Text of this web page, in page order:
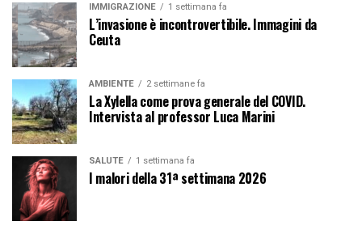
IMMIGRAZIONE 1 settimana fa
L’invasione è incontrovertibile. Immagini da
Ceuta
AMBIENTE 2 settimane fa
La Xylella come prova generale del COVID.
Intervista al professor Luca Marini
SALUTE 1 settimana fa
I malori della 31ª settimana 2026